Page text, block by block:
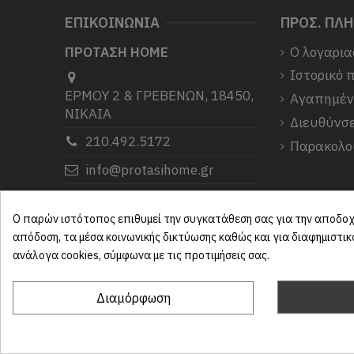
ΕΠΙΚΟΙΝΩΝΙΑ
ΠΡΟΤΑΣΗ HOME
ΕΡΜΟΥ 2 & ΓΡΕΒΕΝΩΝ, 18450,
ΝΙΚΑΙΑ
210.492.5172
info@protasihome.gr
Σας ευχαριστούμε που μας
επιλέξατε.
ΠΡΟΣ.
Ο
Ιστορικό
ProtasiHome© 2025| All rights reserved
Ο παρών ιστότοπος επιθυμεί την συγκατάθεση σας για την
απόδοση, τα μέσα κοινωνικής δικτύωσης καθώς και για
ανάλογα cookies, σύμφωνα με τις προτιμήσεις σας.
Διαμόρφωση